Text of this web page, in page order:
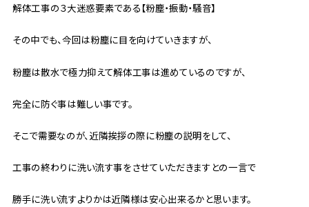
解体工事の３大迷惑要素である【粉塵・振動・騒音】
その中でも、今回は粉塵に目を向けていきますが、
粉塵は散水で極力抑えて解体工事は進めているのですが、
完全に防ぐ事は難しい事です。
そこで需要なのが、近隣挨拶の際に粉塵の説明をして、
工事の終わりに洗い流す事をさせていただきますとの一言で
勝手に洗い流すよりかは近隣様は安心出来るかと思います。